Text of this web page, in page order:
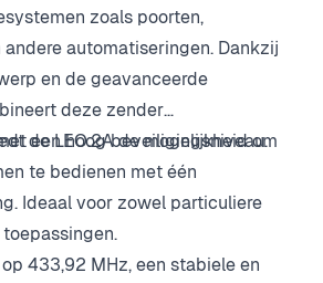
zoals poorten,
automatiseringen. Dankzij
en de geavanceerde
deze zender
een hoog beveiligingsniveau.
de LEO.2A de mogelijkheid om
te bedienen met één
Ideaal voor zowel particuliere
433,92 MHz, een stabiele en